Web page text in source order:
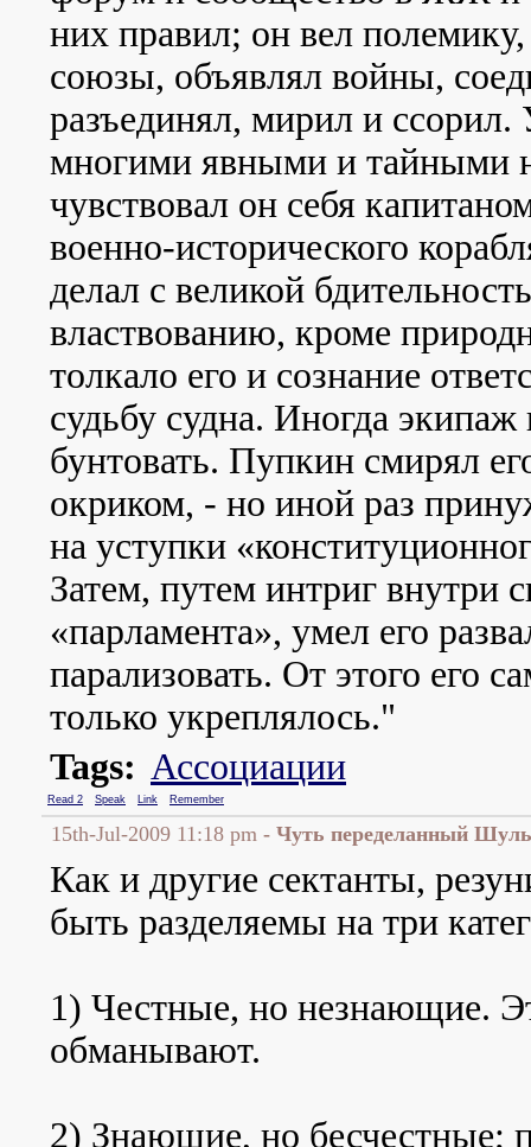
них правил; он вел
союзы, объявлял войны,
разъединял, мирил и ссорил.
многими явными и тайными
чувствовал он себя
военно-исторического
делал с великой
властвованию, кроме
толкало его и сознание
судьбу судна. Иногда экипаж
бунтовать. Пупкин смирял
окриком, - но иной раз
на уступки
Затем, путем интриг внутри
«парламента», умел его
парализовать. От этого его
только укреплялось."
Tags: Ассоциации
Read 2 Speak Link Remember
15th-Jul-2009 11:18 pm - Чуть переделанный
Как и другие сектанты,
быть разделяемы на три
1) Честные, но незнающие.
обманывают.
2) Знающие, но бесчестные;